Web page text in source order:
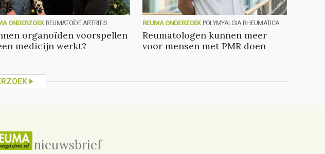
ONDERZOEK REUMATOÏDE ARTRITIS
organoïden voorspellen
medicijn werkt?
REUMA ONDERZOEK POLYMYALGIA RHEUMATICA
Reumatologen kunnen meer
voor mensen met PMR doen
nieuwsbrief